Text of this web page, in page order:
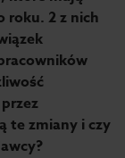
roku. 2 z nich
te zmiany i czy